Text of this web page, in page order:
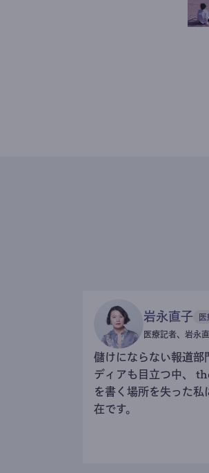
岩永直子
医療記者、岩永
儲けにならない報道部
ディアも目立つ中、
を書く場所を失った私
在です。